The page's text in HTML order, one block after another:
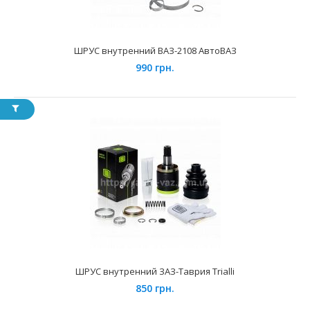
ШРУС внутренний ВАЗ-2108 Trialli
1100 грн.
Применение на автомобилях семейства ВАЗ-2108, 2109,
21099 "Lada Samara", 2113, 2114, 2115 "Lada Sama..
ШРУС внутренний ВАЗ-2108 АвтоВАЗ
990 грн.
ШРУС внутренний ЗАЗ-Таврия Trialli
850 грн.